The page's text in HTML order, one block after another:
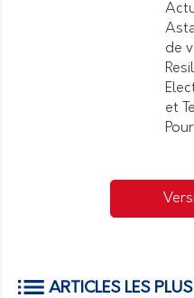
de
et
ARTICLES LES